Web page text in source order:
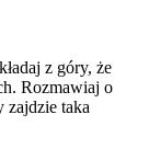
z góry, że
Rozmawiaj o
zajdzie taka